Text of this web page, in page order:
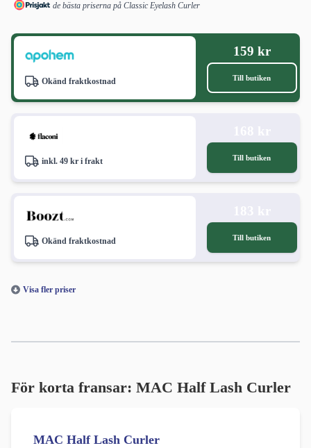
de bästa priserna på Classic Eyelash Curler
Okänd fraktkostnad
159 kr
Till butiken
inkl. 49 kr i frakt Till butiken
Okänd fraktkostnad Till butiken
Visa fler priser
För korta fransar: MAC Half Lash Curler
MAC Half Lash Curler